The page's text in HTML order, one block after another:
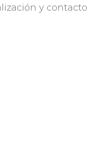
y contacto